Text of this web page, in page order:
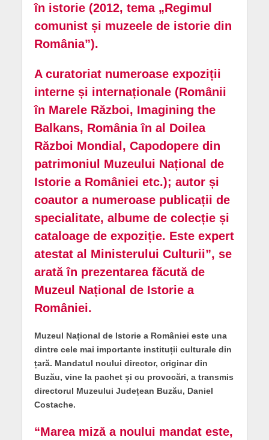
în istorie (2012, tema „Regimul
comunist și muzeele de istorie din
România”).
A curatoriat numeroase expoziții
interne și internaționale (Românii
în Marele Război, Imagining the
Balkans, România în al Doilea
Război Mondial, Capodopere din
patrimoniul Muzeului Național de
Istorie a României etc.); autor și
coautor a numeroase publicații de
specialitate, albume de colecție și
cataloage de expoziție. Este expert
atestat al Ministerului Culturii”, se
arată în prezentarea făcută de
Muzeul Național de Istorie a
României.
Muzeul Național de Istorie a României este una
dintre cele mai importante instituții culturale din
țară. Mandatul noului director, originar din
Buzău, vine la pachet și cu provocări, a transmis
directorul Muzeului Județean Buzău, Daniel
Costache.
“Marea miză a noului mandat este,